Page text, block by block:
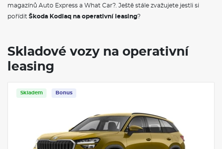
Family paket
Nezávislé topení
Progresivní řízení
Adaptivní podvozek (DCC+) a volba jízdního režimu
Drive plus
El. přední sedadla s pamětí, nastavením hloubky sedáku,
Variabilní podlaha zavazadlového prostoru
KESSY - bezklíčové zamykání a startování
Virtuální pedál (elektrické víko zavazadlového prostoru s
magazínů Auto Express a What Car?. Ještě stále zvažujete jestli si
pořídit Škoda Kodiaq na operativní leasing?
Skladové vozy na operativní
leasing
Skladem Bonus